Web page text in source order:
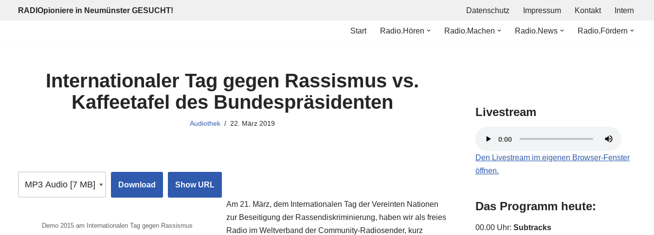
RADIOpioniere in Neumünster GESUCHT! Datenschutz Impressum Kontakt Intern
Start Radio.Hören Radio.Machen Radio.News Radio.Fördern
Internationaler Tag gegen Rassismus vs.
Kaffeetafel des Bundespräsidenten
Audiothek 22. März 2019
Download Show URL
Demo 2015 am Internationalen Tag gegen Rassismus
Am 21. März, dem Internationalen Tag der Vereinten Nationen
zur Beseitigung der Rassendiskriminierung, haben wir als freies
Radio im Weltverband der Community-Radiosender, kurz
Livestream
Den Livestream im eigenen Browser-Fenster
öffnen.
Das Programm heute:
00.00 Uhr: Subtracks